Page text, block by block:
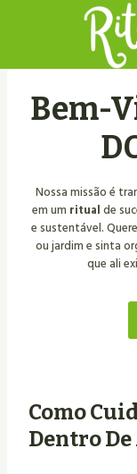
Bem-
Nossa missão é
em um ritual de
e sustentável.
ou jardim e sinta
que ali
Como
Dentro